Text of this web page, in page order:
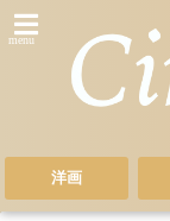
menu
洋画